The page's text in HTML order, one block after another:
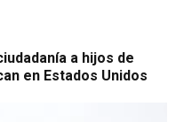
a hijos de
en Estados Unidos